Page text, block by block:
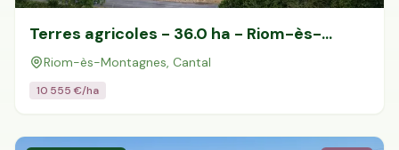
Terres agricoles - 36.0 ha - Riom-ès-
Montagnes
Riom-ès-Montagnes, Cantal
10 555€/ha